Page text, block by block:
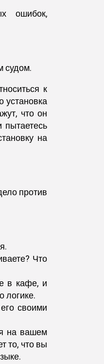
ошибок,
судом.
к
установка
что он
на
против
Что
в кафе, и
логике.
своими
на вашем
то, что вы